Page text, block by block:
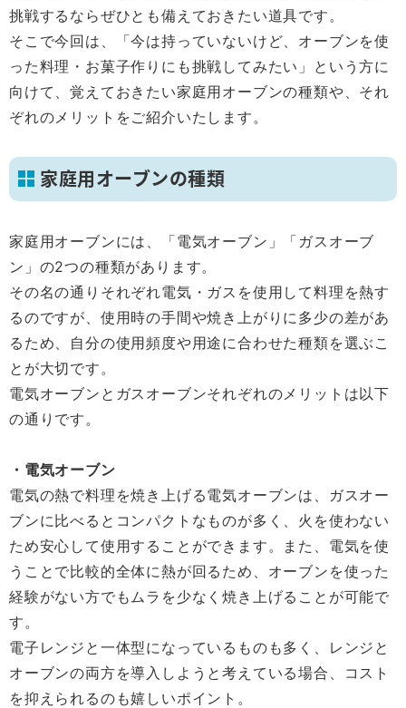
挑戦するならぜひとも備えておきたい道具です。
そこで今回は、「今は持っていないけど、オーブンを使
った料理・お菓子作りにも挑戦してみたい」という方に
向けて、覚えておきたい家庭用オーブンの種類や、それ
ぞれのメリットをご紹介いたします。
家庭用オーブンの種類
家庭用オーブンには、「電気オーブン」「ガスオーブ
ン」の2つの種類があります。
その名の通りそれぞれ電気・ガスを使用して料理を熱す
るのですが、使用時の手間や焼き上がりに多少の差があ
るため、自分の使用頻度や用途に合わせた種類を選ぶこ
とが大切です。
電気オーブンとガスオーブンそれぞれのメリットは以下
の通りです。
・電気オーブン
電気の熱で料理を焼き上げる電気オーブンは、ガスオー
ブンに比べるとコンパクトなものが多く、火を使わない
ため安心して使用することができます。また、電気を使
うことで比較的全体に熱が回るため、オーブンを使った
経験がない方でもムラを少なく焼き上げることが可能で
す。
電子レンジと一体型になっているものも多く、レンジと
オーブンの両方を導入しようと考えている場合、コスト
を抑えられるのも嬉しいポイント。